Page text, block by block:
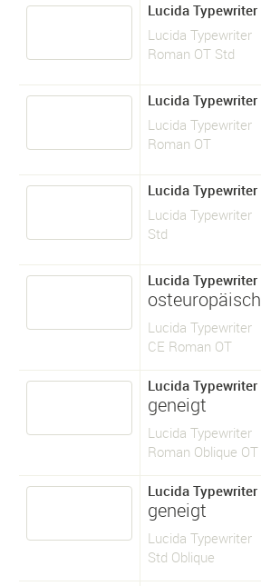
Lucida Typewriter
Lucida Typewriter
Roman OT Std
Lucida Typewriter
Lucida Typewriter
Roman OT
Lucida Typewriter
Lucida Typewriter
Std
Lucida Typewriter
osteuropäisch
Lucida Typewriter
CE Roman OT
Lucida Typewriter
geneigt
Lucida Typewriter
Roman Oblique OT
Lucida Typewriter
geneigt
Lucida Typewriter
Std Oblique